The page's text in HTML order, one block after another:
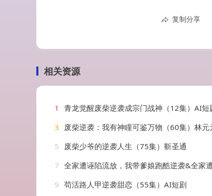
复制分享
相关资源
1 青龙觉醒废柴逆袭成宗门战神（12集）AI短
3
废柴逆袭：我有神瞳可鉴万物（60集）林元
5
废柴少爷的逆袭人生（75集）靳圣通
7 全家遭诬陷流放，我带爹娘跑酷逆袭&全家遭诬陷流放我带爹娘跑酷逆
9 苟活路人甲逆袭甜恋（55集）AI短剧